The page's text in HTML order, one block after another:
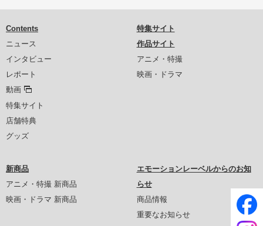
Contents
ニュース
インタビュー
レポート
動画
特集サイト
店舗特典
グッズ
特集サイト
作品サイト
アニメ・特撮
映画・ドラマ
新商品
アニメ・特撮 新商品
映画・ドラマ 新商品
エモーションレーベルからのお知
らせ
商品情報
重要なお知らせ